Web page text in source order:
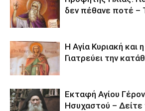
δεν πέθανε ποτέ –
Η Αγία Κυριακή και
Γιατρεύει την
Εκταφή Αγίου
Ησυχαστού – Δείτε